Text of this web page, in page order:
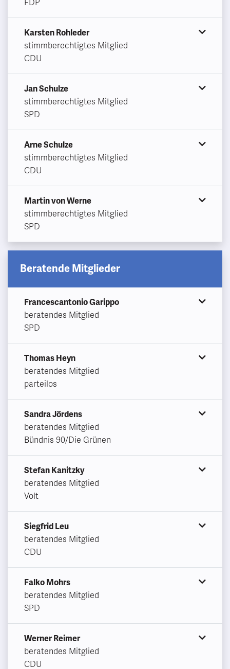
FDP
Karsten Rohleder
stimmberechtigtes Mitglied
CDU
Jan Schulze
stimmberechtigtes Mitglied
SPD
Arne Schulze
stimmberechtigtes Mitglied
CDU
Martin von Werne
stimmberechtigtes Mitglied
SPD
Beratende Mitglieder
Francescantonio Garippo
beratendes Mitglied
SPD
Thomas Heyn
beratendes Mitglied
parteilos
Sandra Jördens
beratendes Mitglied
Bündnis 90/Die Grünen
Stefan Kanitzky
beratendes Mitglied
Volt
Siegfrid Leu
beratendes Mitglied
CDU
Falko Mohrs
beratendes Mitglied
SPD
Werner Reimer
beratendes Mitglied
CDU